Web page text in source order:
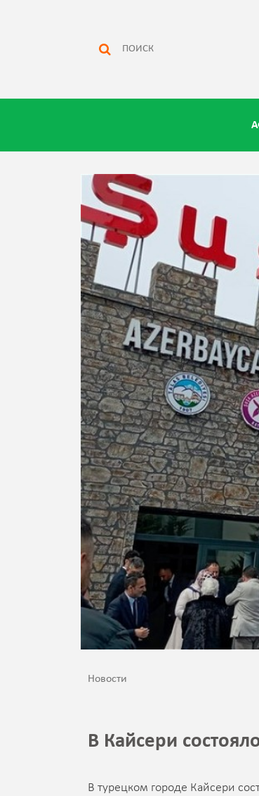
Новости
В Кайсери
В турецком городе Кайсери